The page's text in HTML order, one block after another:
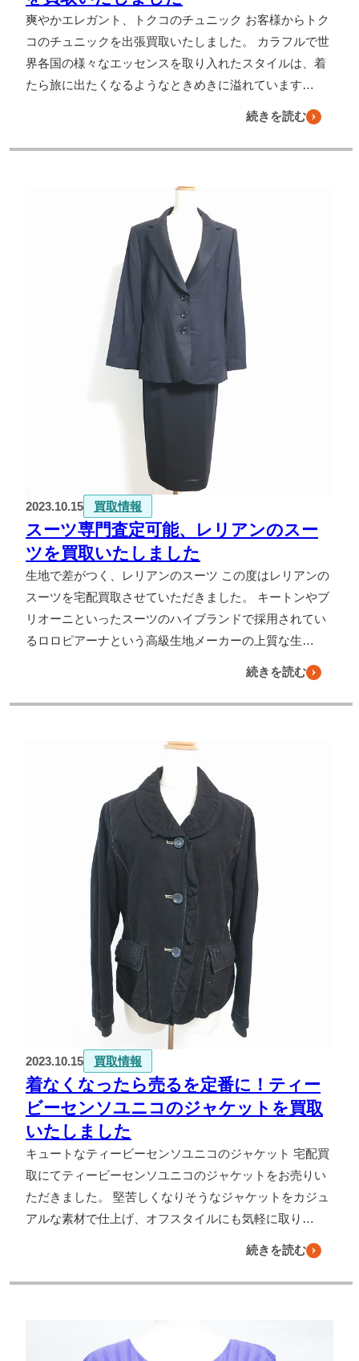
爽やかエレガント、トクコのチュニック お客様からトク
コのチュニックを出張買取いたしました。 カラフルで世
界各国の様々なエッセンスを取り入れたスタイルは、着
たら旅に出たくなるようなときめきに溢れています…
続きを読む
2023.10.15 買取情報
スーツ専門査定可能、レリアンのスー
ツを買取いたしました
生地で差がつく、レリアンのスーツ この度はレリアンの
スーツを宅配買取させていただきました。 キートンやブ
リオーニといったスーツのハイブランドで採用されてい
るロロピアーナという高級生地メーカーの上質な生…
続きを読む
2023.10.15 買取情報
着なくなったら売るを定番に！ティー
ビーセンソユニコのジャケットを買取
いたしました
キュートなティービーセンソユニコのジャケット 宅配買
取にてティービーセンソユニコのジャケットをお売りい
ただきました。 堅苦しくなりそうなジャケットをカジュ
アルな素材で仕上げ、オフスタイルにも気軽に取り…
続きを読む